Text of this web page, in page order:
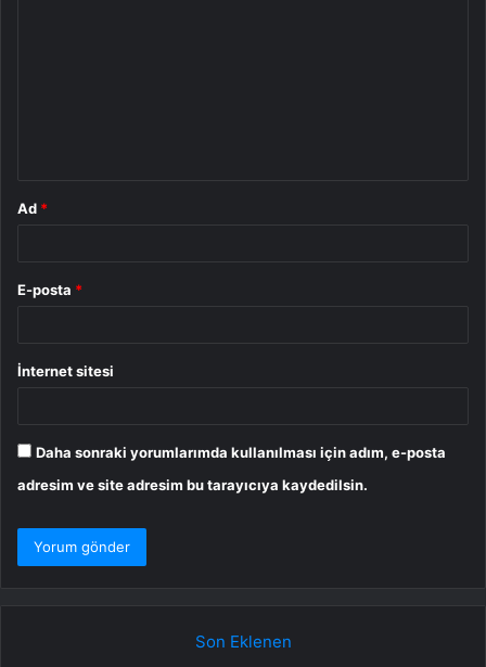
Ad *
E-posta *
İnternet sitesi
Daha sonraki yorumlarımda kullanılması için adım, e-posta
adresim ve site adresim bu tarayıcıya kaydedilsin.
Son Eklenen